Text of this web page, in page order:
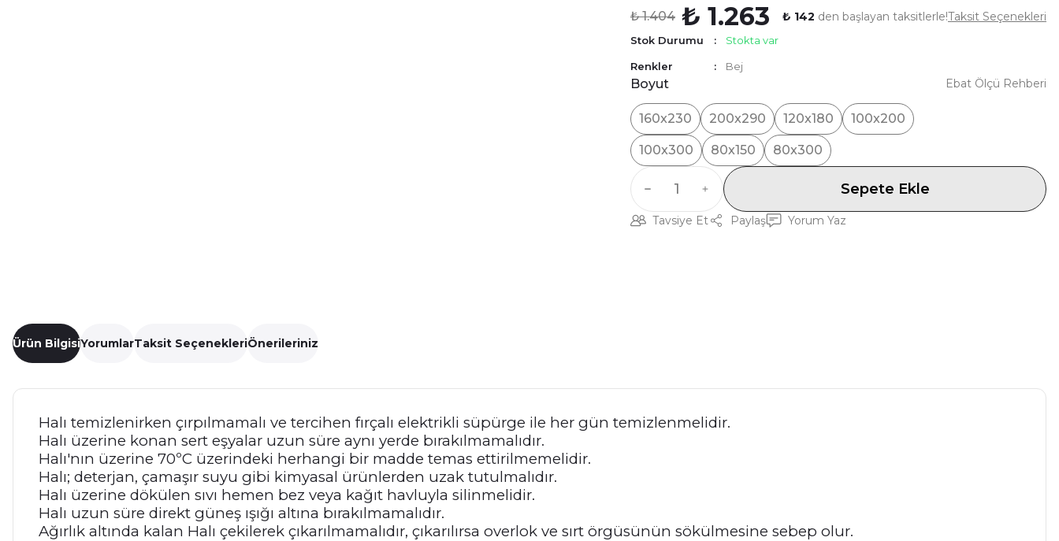
₺ 1.404 ₺ 1.263 ₺ 142 den başlayan taksitlerle!Taksit Seçenekleri
Stok Durumu Stokta var
Renkler Bej
Boyut
160x230 200x290 120x180 100x200
100x300 80x150 80x300
Ebat Ölçü Rehberi
Sepete Ekle
Tavsiye Et Paylaş Yorum Yaz
Ürün BilgisiYorumlarTaksit SeçenekleriÖnerileriniz
Halı temizlenirken çırpılmamalı ve tercihen fırçalı elektrikli süpürge ile her gün temizlenmelidir.
Halı üzerine konan sert eşyalar uzun süre aynı yerde bırakılmamalıdır.
Halı'nın üzerine 70ºC üzerindeki herhangi bir madde temas ettirilmemelidir.
Halı; deterjan, çamaşır suyu gibi kimyasal ürünlerden uzak tutulmalıdır.
Halı üzerine dökülen sıvı hemen bez veya kağıt havluyla silinmelidir.
Halı uzun süre direkt güneş ışığı altına bırakılmamalıdır.
Ağırlık altında kalan Halı çekilerek çıkarılmamalıdır, çıkarılırsa overlok ve sırt örgüsünün sökülmesine sebep olur.